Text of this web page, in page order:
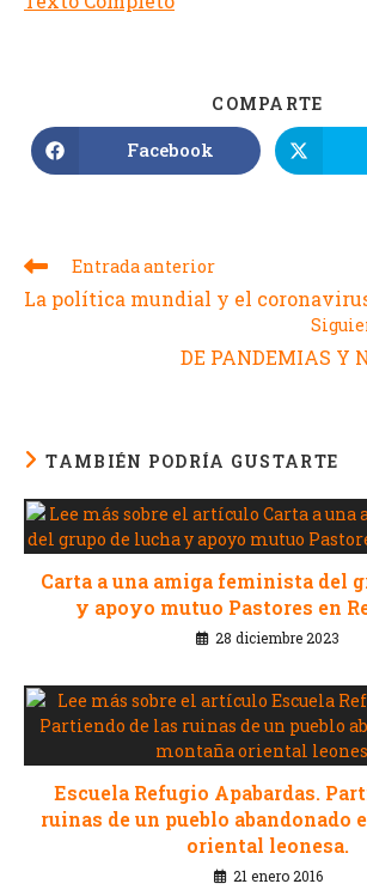
COMPARTE
Facebook
Entrada anterior
La política mundial y el
DE PANDEMIAS Y
TAMBIÉN PODRÍA GUSTARTE
Carta a una amiga feminista del
y apoyo mutuo Pastores en
28 diciembre 2023
Escuela Refugio Apabardas.
ruinas de un pueblo abandonado
oriental leonesa.
21 enero 2016